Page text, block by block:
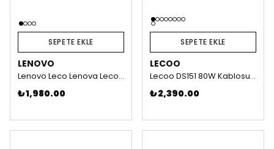
SEPETE EKLE
LENOVO
Lenovo Leco Lenova Lecoo DS154 Boombox RGB Taşınabilir Bluetooth Hoparlör
₺ 1,980.00
SEPETE EKLE
LECOO
Lecoo DS151 80W Kablosuz Bluetooth 5.0 RGB Aydınlatmalı TWS Boombox Stereo Taşınabilir Hoparlör
₺ 2,390.00